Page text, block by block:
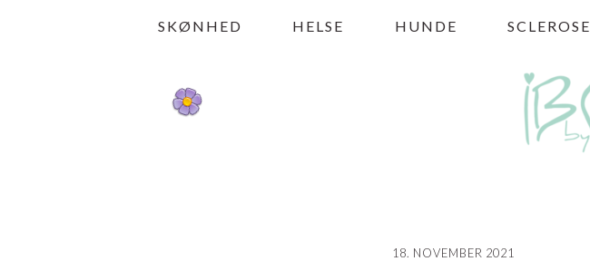
SKØNHED HELSE HUNDE SCLEROSE
18. NOVEMBER 2021